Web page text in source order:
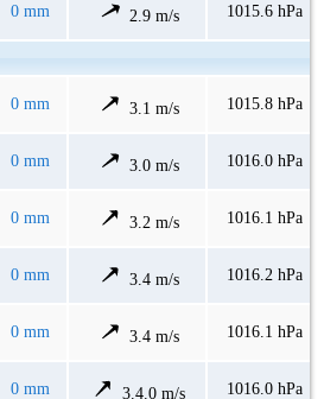
0 mm 2.9 m/s 1015.6 hPa
0 mm 3.1 m/s 1015.8 hPa
0 mm 3.0 m/s 1016.0 hPa
0 mm 3.2 m/s 1016.1 hPa
0 mm 3.4 m/s 1016.2 hPa
0 mm 3.4 m/s 1016.1 hPa
0 mm 3.4.0 m/s 1016.0 hPa